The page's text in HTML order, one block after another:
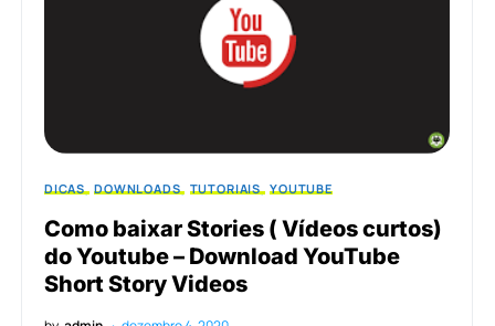
DICAS DOWNLOADS TUTORIAIS YOUTUBE
Como baixar Stories ( Vídeos curtos)
do Youtube – Download YouTube
Short Story Videos